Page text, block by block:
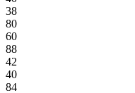
38
80
60
88
42
40
84